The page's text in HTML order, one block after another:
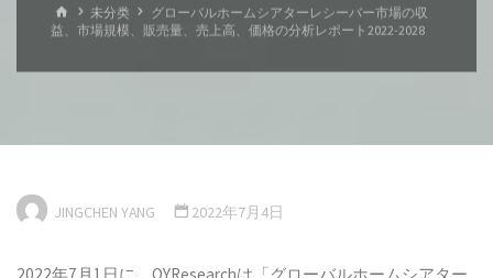
ホ
ー
未分类
グローバルホームシアターレシーバー市場の収
益、市場規模、販売量、売上高、価格の分析レポート2022-2028
JINGCHEN YANG 2022年7月4日